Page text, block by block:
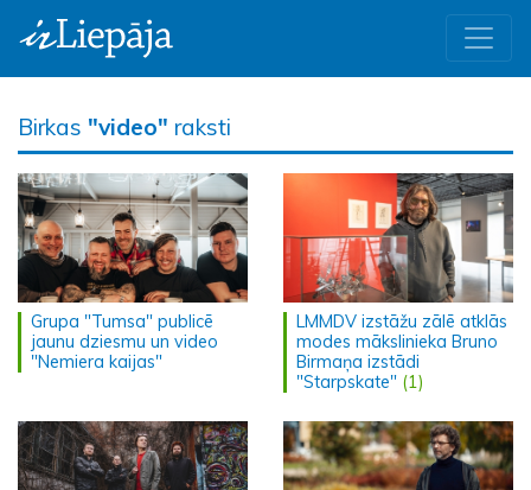
Birkas "video" raksti
Grupa "Tumsa" publicē
jaunu dziesmu un video
"Nemiera kaijas"
LMMDV izstāžu zālē atklās
modes mākslinieka Bruno
Birmaņa izstādi
"Starpskate" (1)